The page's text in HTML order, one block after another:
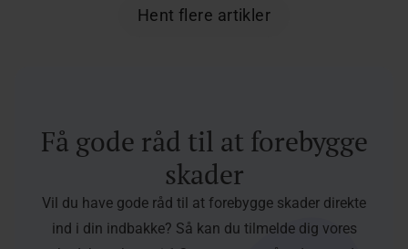
Hent flere artikler
Få gode råd til at forebygge
skader
Vil du have gode råd til at forebygge skader direkte
ind i din indbakke? Så kan du tilmelde dig vores